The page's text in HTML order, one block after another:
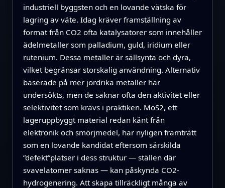
industriell byggsten och en lovande vätska för
lagring av väte. Idag kräver framställning av
format från CO2 ofta katalysatorer som innehåller
ädelmetaller som palladium, guld, iridium eller
rutenium. Dessa metaller är sällsynta och dyra,
vilket begränsar storskalig användning. Alternativ
baserade på mer jordrika metaller har
undersökts, men de saknar ofta den aktivitet eller
selektivitet som krävs i praktiken. MoS2, ett
lageruppbyggt material redan känt från
elektronik och smörjmedel, har nyligen framträtt
som en lovande kandidat eftersom särskilda
”defekt”platser i dess struktur — ställen där
svavelatomer saknas — kan påskynda CO2-
hydrogenering. Att skapa tillräckligt många av